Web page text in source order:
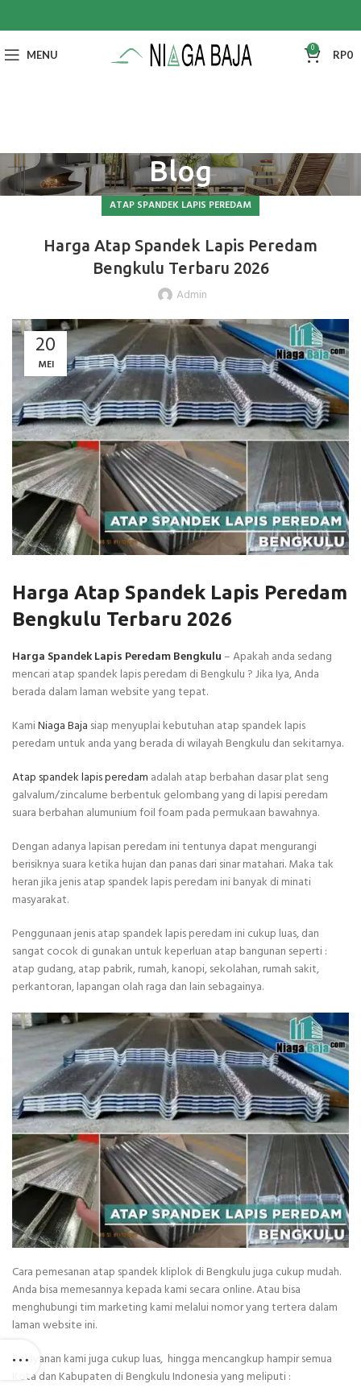
MENU 0 RP0
Blog
ATAP SPANDEK LAPIS PEREDAM
Harga Atap Spandek Lapis Peredam
Bengkulu Terbaru 2026
Admin
20
MEI
Harga Atap Spandek Lapis Peredam
Bengkulu Terbaru 2026
Harga Spandek Lapis Peredam Bengkulu– Apakah anda sedang
mencari atap spandek lapis peredam di Bengkulu ? Jika Iya, Anda
berada dalam laman website yang tepat.
KamiNiaga Baja siap menyuplai kebutuhan atap spandek lapis
peredam untuk anda yang berada di wilayah Bengkulu dan sekitarnya.
Atap spandek lapis peredam adalah atap berbahan dasar plat seng
galvalum/zincalume berbentuk gelombang yang di lapisi peredam
suara berbahan alumunium foil foam pada permukaan bawahnya.
Dengan adanya lapisan peredam ini tentunya dapat mengurangi
berisiknya suara ketika hujan dan panas dari sinar matahari. Maka tak
heran jika jenis atap spandek lapis peredam ini banyak di minati
masyarakat.
Penggunaan jenis atap spandek lapis peredam ini cukup luas, dan
sangat cocok di gunakan untuk keperluan atap bangunan seperti :
atap gudang, atap pabrik, rumah, kanopi, sekolahan, rumah sakit,
perkantoran, lapangan olah raga dan lain sebagainya.
Cara pemesanan atap spandek kliplok di Bengkulu juga cukup mudah.
Anda bisa memesannya kepada kami secara online. Atau bisa
menghubungi tim marketing kami melalui nomor yang tertera dalam
laman website ini.
Pelayanan kami juga cukup luas, hingga mencangkup hampir semua
Kota dan Kabupaten di Bengkulu Indonesia yang meliputi :